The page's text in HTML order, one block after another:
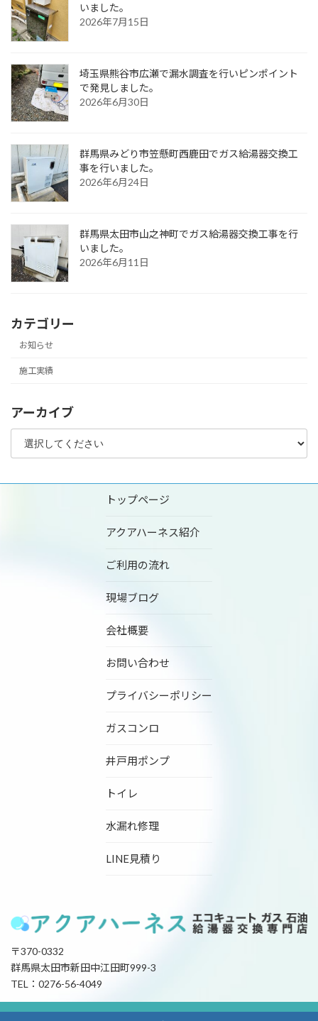
いました。
2026年7月15日
埼玉県熊谷市広瀬で漏水調査を行いピンポイント
で発見しました。
2026年6月30日
群馬県みどり市笠懸町西鹿田でガス給湯器交換工
事を行いました。
2026年6月24日
群馬県太田市山之神町でガス給湯器交換工事を行
いました。
2026年6月11日
カテゴリー
お知らせ
施工実績
アーカイブ
トップページ
アクアハーネス紹介
ご利用の流れ
現場ブログ
会社概要
お問い合わせ
プライバシーポリシー
ガスコンロ
井戸用ポンプ
トイレ
水漏れ修理
LINE見積り
〒370-0332
群馬県太田市新田中江田町999-3
TEL：0276-56-4049